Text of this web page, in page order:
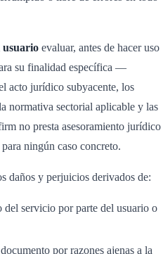
usuario evaluar, antes de hacer uso
su finalidad específica —
acto jurídico subyacente, los
normativa sectorial aplicable y las
no presta asesoramiento jurídico
ningún caso concreto.
daños y perjuicios derivados de:
servicio por parte del usuario o
por razones ajenas a la